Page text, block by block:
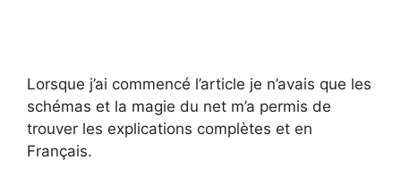
Lorsque j’ai commencé l’article je n’avais que les
schémas et la magie du net m’a permis de
trouver les explications complètes et en
Français.